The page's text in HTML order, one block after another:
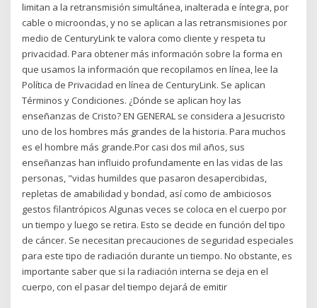
limitan a la retransmisión simultánea, inalterada e íntegra, por
cable o microondas, y no se aplican a las retransmisiones por
medio de CenturyLink te valora como cliente y respeta tu
privacidad. Para obtener más información sobre la forma en
que usamos la información que recopilamos en línea, lee la
Política de Privacidad en línea de CenturyLink. Se aplican
Términos y Condiciones. ¿Dónde se aplican hoy las
enseñanzas de Cristo? EN GENERAL se considera a Jesucristo
uno de los hombres más grandes de la historia. Para muchos
es el hombre más grande.Por casi dos mil años, sus
enseñanzas han influido profundamente en las vidas de las
personas, "vidas humildes que pasaron desapercibidas,
repletas de amabilidad y bondad, así como de ambiciosos
gestos filantrópicos Algunas veces se coloca en el cuerpo por
un tiempo y luego se retira. Esto se decide en función del tipo
de cáncer. Se necesitan precauciones de seguridad especiales
para este tipo de radiación durante un tiempo. No obstante, es
importante saber que si la radiación interna se deja en el
cuerpo, con el pasar del tiempo dejará de emitir